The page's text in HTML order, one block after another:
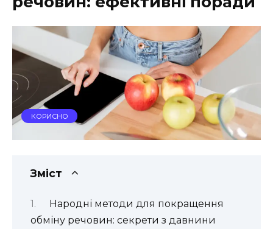
КОРИСНО
Зміст
Народні методи для покращення
обміну речовин: секрети з давнини